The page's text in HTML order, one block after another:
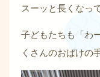
スーッと長くなっ
子どもたちも「わ
くさんのおばけの